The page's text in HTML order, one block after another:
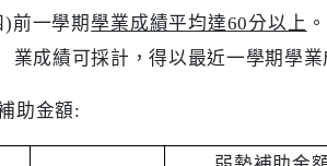
)前一學期學業成績平均達60分以上
業成績可採計，得以最近一學期學業
助金額: